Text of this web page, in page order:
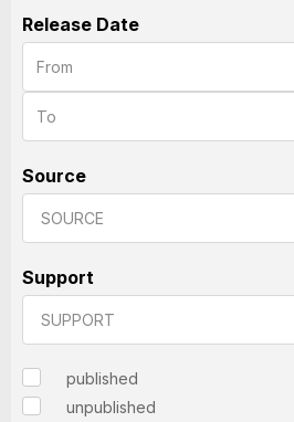
Release Date
Source
Support
published
unpublished